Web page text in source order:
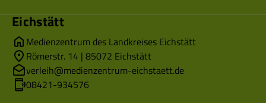
Eichstätt
Medienzentrum des Landkreises Eichstätt
Römerstr. 14 | 85072 Eichstätt
verleih@medienzentrum-eichstaett.de
08421-934576